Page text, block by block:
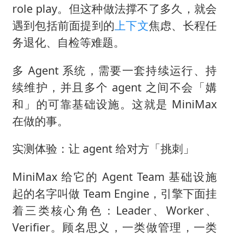
role play。但这种做法撑不了多久，就会
遇到包括前面提到的上下文焦虑、长程任
务退化、自检等难题。
多 Agent 系统，需要一套持续运行、持
续维护，并且多个 agent 之间不会「媾
和」的可靠基础设施。这就是 MiniMax
在做的事。
实测体验：让 agent 给对方「挑刺」
MiniMax 给它的 Agent Team 基础设施
起的名字叫做 Team Engine，引擎下面挂
着三类核心角色：Leader、Worker、
Verifier。顾名思义，一类做管理，一类